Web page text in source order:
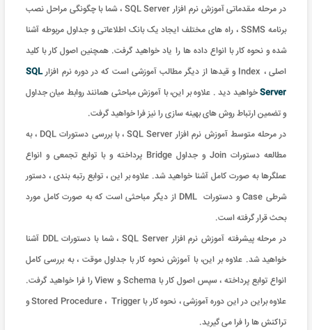
در مرحله مقدماتی آموزش نرم افزار SQL Server ، شما با چگونگی مراحل نصب
برنامه SSMS ، راه های مختلف ایجاد یک بانک اطلاعاتی و جداول مربوطه آشنا
شده و نحوه کار با انواع داده ها را یاد خواهید گرفت. همچنین اصول کار با کلید
اصلی ، Index و قیدها از دیگر مطالب آموزشی است که در دوره نرم افزار
SQL
Serverخواهید دید . علاوه بر این، با آموزش مباحثی همانند روابط میان جداول
و تضمین ارتباط روش های بهینه سازی را نیز فرا خواهید گرفت.
در مرحله متوسط آموزش نرم افزار SQL Server ، با بررسی دستورات DQL ، به
مطالعه دستورات Join و جداول Bridge پرداخته و با توابع تجمعی و انواع
عملگرها به صورت کامل آشنا خواهید شد. علاوه بر این ، توابع رتبه بندی ، دستور
شرطی Case و دستورات DML از دیگر مباحثی است که به صورت کامل مورد
بحث قرار گرفته است.
در مرحله پیشرفته آموزش نرم افزار SQL Server ، شما با دستورات DDL آشنا
خواهید شد. علاوه بر این، با آموزش نحوه کار با جداول موقت ، به بررسی کامل
انواع توابع پرداخته ، سپس اصول کار با Schema و View را فرا خواهید گرفت.
علاوه براین در این دوره آموزشی ، نحوه کار با Stored Procedure ، Trigger و
تراکنش ها را فرا می گیرید.